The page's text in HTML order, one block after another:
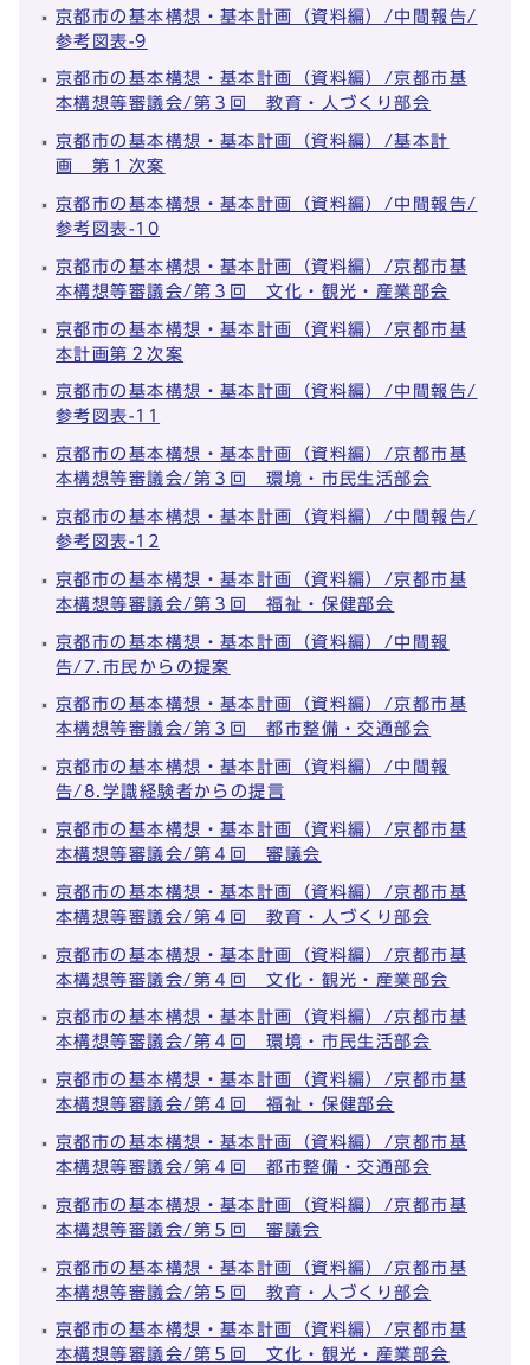
京都市の基本構想・基本計画（資料編）/中間報告/
参考図表-9
京都市の基本構想・基本計画（資料編）/京都市基
本構想等審議会/第３回 教育・人づくり部会
京都市の基本構想・基本計画（資料編）/基本計
画 第１次案
京都市の基本構想・基本計画（資料編）/中間報告/
参考図表-10
京都市の基本構想・基本計画（資料編）/京都市基
本構想等審議会/第３回 文化・観光・産業部会
京都市の基本構想・基本計画（資料編）/京都市基
本計画第２次案
京都市の基本構想・基本計画（資料編）/中間報告/
参考図表-11
京都市の基本構想・基本計画（資料編）/京都市基
本構想等審議会/第３回 環境・市民生活部会
京都市の基本構想・基本計画（資料編）/中間報告/
参考図表-12
京都市の基本構想・基本計画（資料編）/京都市基
本構想等審議会/第３回 福祉・保健部会
京都市の基本構想・基本計画（資料編）/中間報
告/7.市民からの提案
京都市の基本構想・基本計画（資料編）/京都市基
本構想等審議会/第３回 都市整備・交通部会
京都市の基本構想・基本計画（資料編）/中間報
告/8.学識経験者からの提言
京都市の基本構想・基本計画（資料編）/京都市基
本構想等審議会/第４回 審議会
京都市の基本構想・基本計画（資料編）/京都市基
本構想等審議会/第４回 教育・人づくり部会
京都市の基本構想・基本計画（資料編）/京都市基
本構想等審議会/第４回 文化・観光・産業部会
京都市の基本構想・基本計画（資料編）/京都市基
本構想等審議会/第４回 環境・市民生活部会
京都市の基本構想・基本計画（資料編）/京都市基
本構想等審議会/第４回 福祉・保健部会
京都市の基本構想・基本計画（資料編）/京都市基
本構想等審議会/第４回 都市整備・交通部会
京都市の基本構想・基本計画（資料編）/京都市基
本構想等審議会/第５回 審議会
京都市の基本構想・基本計画（資料編）/京都市基
本構想等審議会/第５回 教育・人づくり部会
京都市の基本構想・基本計画（資料編）/京都市基
本構想等審議会/第５回 文化・観光・産業部会